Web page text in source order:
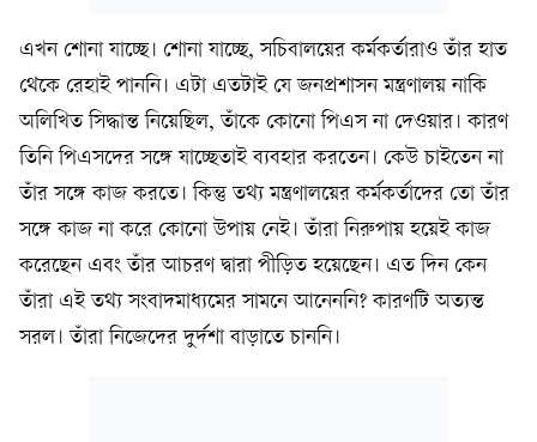
এখন শোনা যাচ্ছে। শোনা যাচ্ছে, সচিবালয়ের কর্মকর্তারাও তাঁর হাত
থেকে রেহাই পাননি। এটা এতটাই যে জনপ্রশাসন মন্ত্রণালয় নাকি
অলিখিত সিদ্ধান্ত নিয়েছিল, তাঁকে কোনো পিএস না দেওয়ার। কারণ
তিনি পিএসদের সঙ্গে যাচ্ছেতাই ব্যবহার করতেন। কেউ চাইতেন না
তাঁর সঙ্গে কাজ করতে। কিন্তু তথ্য মন্ত্রণালয়ের কর্মকর্তাদের তো তাঁর
সঙ্গে কাজ না করে কোনো উপায় নেই। তাঁরা নিরুপায় হয়েই কাজ
করেছেন এবং তাঁর আচরণ দ্বারা পীড়িত হয়েছেন। এত দিন কেন
তাঁরা এই তথ্য সংবাদমাধ্যমের সামনে আনেননি? কারণটি অত্যন্ত
সরল। তাঁরা নিজেদের দুর্দশা বাড়াতে চাননি।